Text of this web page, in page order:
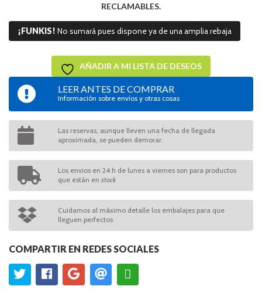
RECLAMABLES.
¡FUNKIS! No sumará pues dispone ya de una amplia rebaja
AÑADIR A MI LISTA DE DESEOS
LEER ANTES DE COMPRAR
Información sobre envíos y otras cosas
Las reservas, aunque lleven una fecha de llegada
aproximada, se pueden demorar.
Los envios en 24 h de lunes a viernes son para productos
que están en stock
Cuidamos al máximo detalle los embalajes para que
lleguen perfectos
COMPARTIR EN REDES SOCIALES